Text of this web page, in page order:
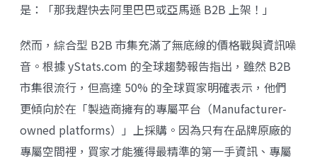
是：「那我趕快去阿里巴巴或亞馬遜 B2B 上架！」
然而，綜合型 B2B 市集充滿了無底線的價格戰與資訊噪
音。根據yStats.com 的全球趨勢報告指出，雖然 B2B
市集很流行，但高達 50% 的全球買家明確表示，他們
更傾向於在「製造商擁有的專屬平台（Manufacturer-
owned platforms）」上採購。因為只有在品牌原廠的
專屬空間裡，買家才能獲得最精準的第一手資訊、專屬